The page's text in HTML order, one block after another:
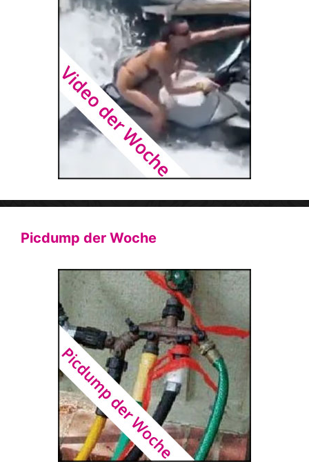
Picdump der Woche